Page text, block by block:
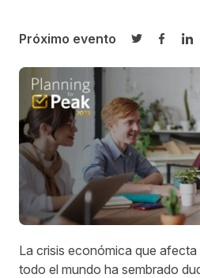
Próximo evento
Compartir
La crisis económica que
todo el mundo ha sembrado